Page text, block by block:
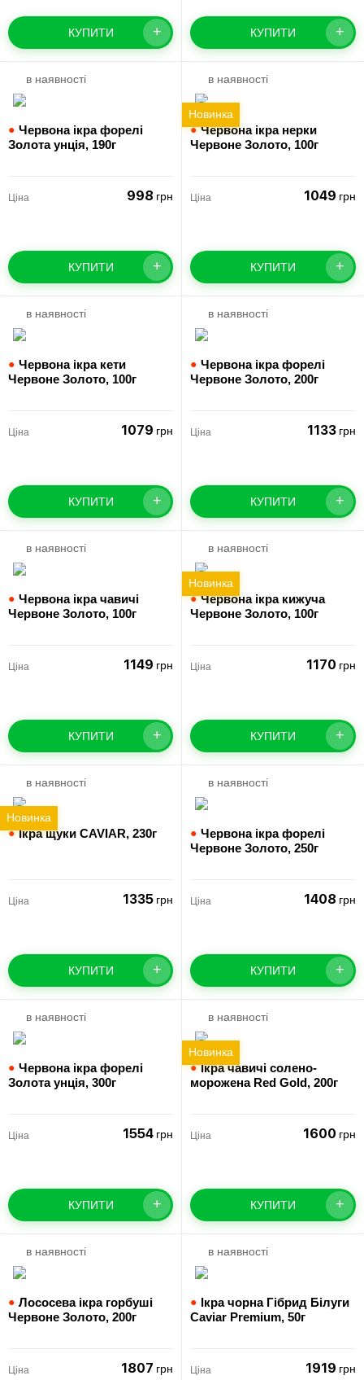
+
КУПИТИ +
КУПИТИ
в наявності
● Червона ікра форелі
Золота унція, 190г
Ціна 998 грн
+
КУПИТИ
в наявності
Новинка
● Червона ікра нерки
Червоне Золото, 100г
Ціна 1049 грн
+
КУПИТИ
в наявності
● Червона ікра кети
Червоне Золото, 100г
Ціна 1079 грн
+
КУПИТИ
в наявності
● Червона ікра форелі
Червоне Золото, 200г
Ціна 1133 грн
+
КУПИТИ
в наявності
● Червона ікра чавичі
Червоне Золото, 100г
Ціна 1149 грн
+
КУПИТИ
в наявності
Новинка
● Червона ікра кижуча
Червоне Золото, 100г
Ціна 1170 грн
+
КУПИТИ
в наявності
Новинка
● Ікра щуки CAVIAR, 230г
Ціна 1335 грн
+
КУПИТИ
в наявності
● Червона ікра форелі
Червоне Золото, 250г
Ціна 1408 грн
+
КУПИТИ
в наявності
● Червона ікра форелі
Золота унція, 300г
Ціна 1554 грн
+
КУПИТИ
в наявності
Новинка
● Ікра чавичі солено-
морожена Red Gold, 200г
Ціна 1600 грн
+
КУПИТИ
в наявності
● Лососева ікра горбуші
Червоне Золото, 200г
Ціна 1807 грн
в наявності
● Ікра чорна Гібрид Білуги
Caviar Premium, 50г
Ціна 1919 грн